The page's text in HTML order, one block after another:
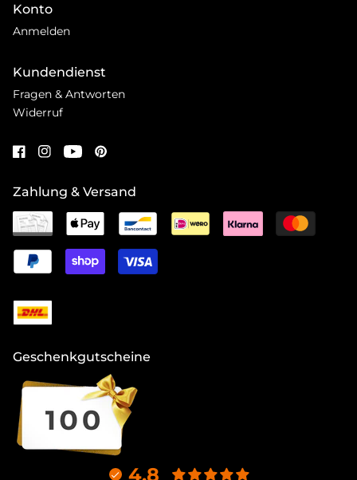
Konto
Anmelden
Kundendienst
Fragen & Antworten
Widerruf
Zahlung & Versand
Geschenkgutscheine
4.8